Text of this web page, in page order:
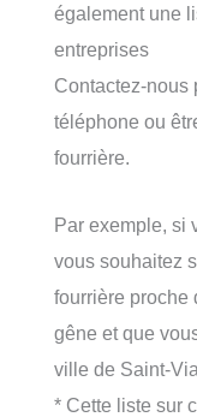
également une
entreprises
Contactez-nous
téléphone ou
fourrière.
Par exemple, si
vous souhaitez
fourrière proche
gêne et que
ville de Saint-
* Cette liste sur